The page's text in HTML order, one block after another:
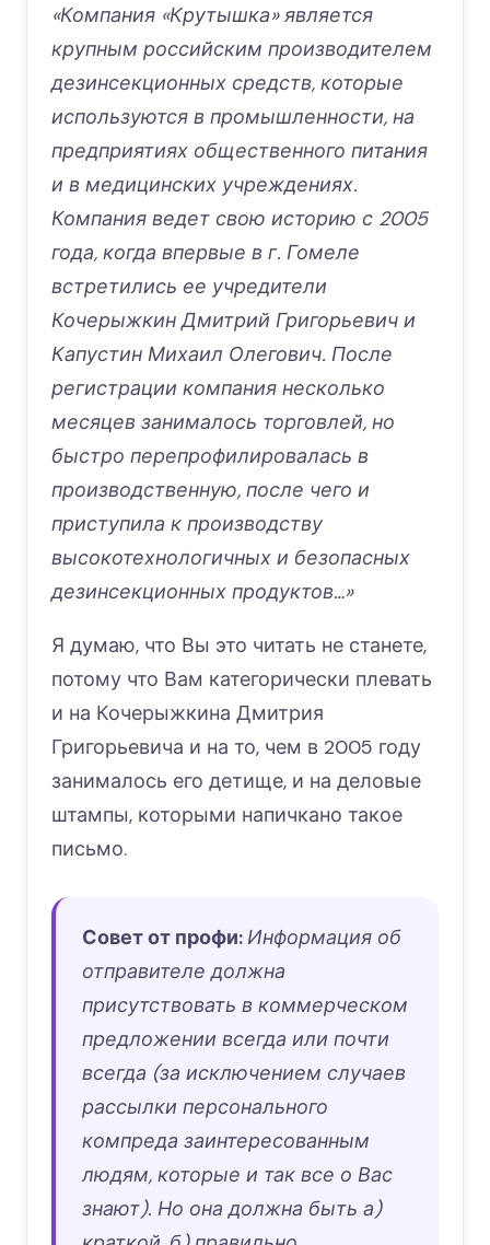
«Компания «Крутышка» является
крупным российским производителем
дезинсекционных средств, которые
используются в промышленности, на
предприятиях общественного питания
и в медицинских учреждениях.
Компания ведет свою историю с 2005
года, когда впервые в г. Гомеле
встретились ее учредители
Кочерыжкин Дмитрий Григорьевич и
Капустин Михаил Олегович. После
регистрации компания несколько
месяцев занималось торговлей, но
быстро перепрофилировалась в
производственную, после чего и
приступила к производству
высокотехнологичных и безопасных
дезинсекционных продуктов…»
Я думаю, что Вы это читать не станете,
потому что Вам категорически плевать
и на Кочерыжкина Дмитрия
Григорьевича и на то, чем в 2005 году
занималось его детище, и на деловые
штампы, которыми напичкано такое
письмо.
Совет от профи:Информация об
отправителе должна
присутствовать в коммерческом
предложении всегда или почти
всегда (за исключением случаев
рассылки персонального
компреда заинтересованным
людям, которые и так все о Вас
знают). Но она должна быть а)